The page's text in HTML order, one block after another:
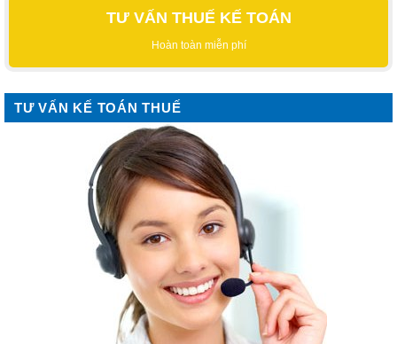
TƯ VẤN THUẾ KẾ TOÁN
Hoàn toàn miễn phí
TƯ VẤN KẾ TOÁN THUẾ